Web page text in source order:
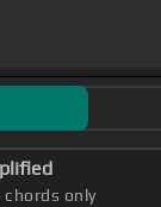
chords only